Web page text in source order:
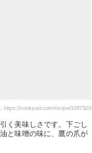
: https://cookpad.com/recipe/1097503
く美味しさです。下ごし
と味噌の味に、鷹の爪が